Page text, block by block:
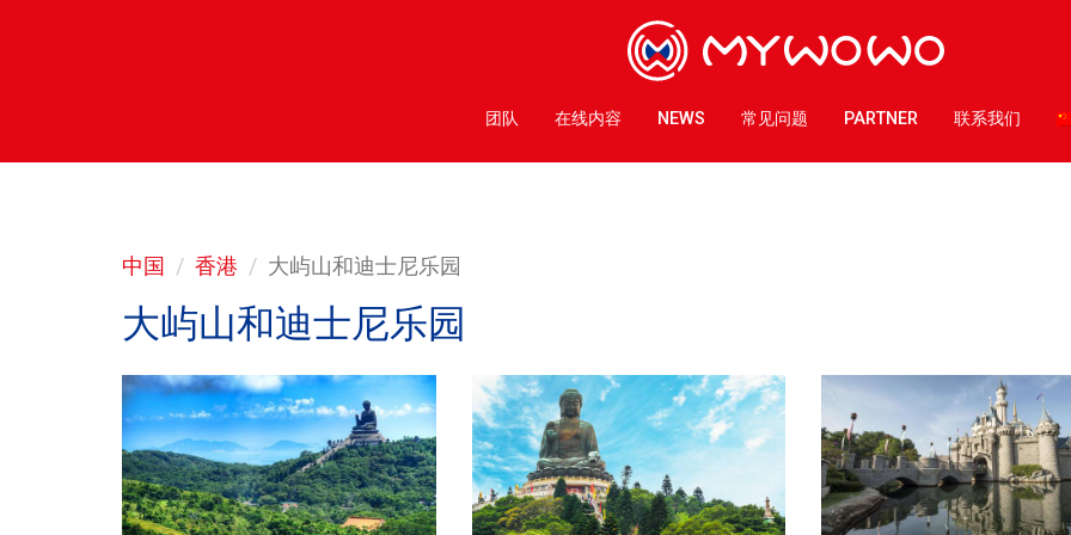
团队 在线内容 NEWS 常见问题 PARTNER 联系我们
中国 香港 大屿山和迪士尼乐园
大屿山和迪士尼乐园